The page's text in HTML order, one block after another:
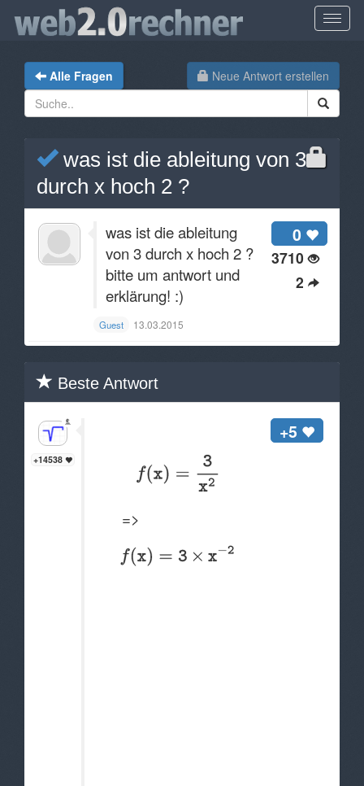
Neue Antwort erstellen
Alle Fragen
was ist die ableitung von 3
durch x hoch 2 ?
0
3710
2
was ist die ableitung
von 3 durch x hoch 2 ?
bitte um antwort und
erklärung! :)
Guest 13.03.2015
Beste Antwort
+14538
+5
=>